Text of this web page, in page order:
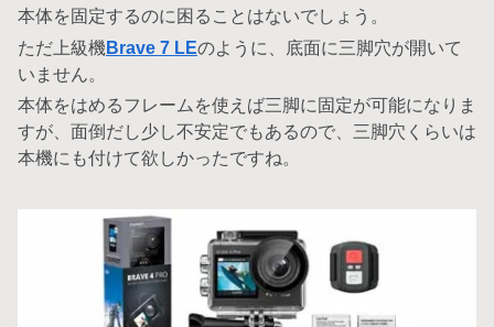
本体を固定するのに困ることはないでしょう。
ただ上級機Brave 7 LEのように、底面に三脚穴が開いて
いません。
本体をはめるフレームを使えば三脚に固定が可能になりま
すが、面倒だし少し不安定でもあるので、三脚穴くらいは
本機にも付けて欲しかったですね。